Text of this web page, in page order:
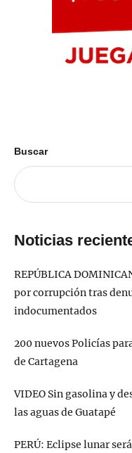
Buscar
Noticias
REPÚBLICA
por corrupción tras
indocumentados
200 nuevos Policías
de Cartagena
VIDEO Sin gasolina y
las aguas de Guatapé
PERÚ: Eclipse lunar